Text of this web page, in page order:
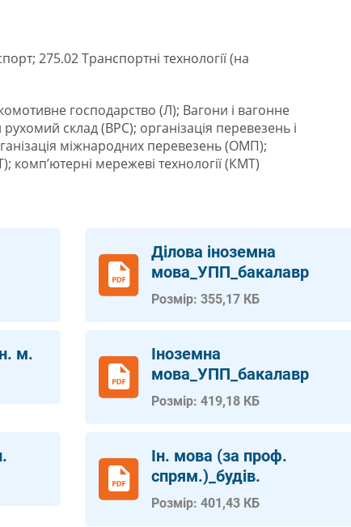
275.02 Транспортні технології (на
господарство (Л); Вагони і вагонне
склад (ВРС); організація перевезень і
міжнародних перевезень (ОМП);
комп’ютерні мережеві технології (КМТ)
Ділова іноземна
мова_УПП_бакалавр
Розмір: 355,17 КБ
м.
Іноземна
мова_УПП_бакалавр
Розмір: 419,18 КБ
Ін. мова (за проф.
спрям.)_будів.
Розмір: 401,43 КБ